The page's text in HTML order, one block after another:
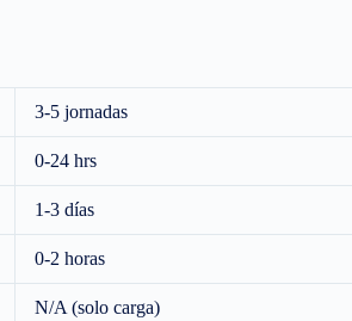
3-5 jornadas
0-24 hrs
1-3 días
0-2 horas
N/A (solo carga)